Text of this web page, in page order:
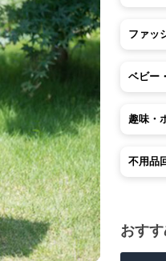
ファッ
ベビー
趣味・
不用品
おす